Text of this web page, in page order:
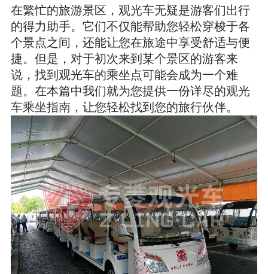
在繁忙的旅游景区，观光车无疑是游客们出行
的得力助手。它们不仅能帮助您轻松穿梭于各
个景点之间，还能让您在旅途中享受舒适与便
捷。但是，对于初次来到某个景区的游客来
说，找到观光车的乘坐点可能会成为一个难
题。在本篇中我们就为您提供一份详尽的观光
车乘坐指南，让您轻松找到您的旅行伙伴。